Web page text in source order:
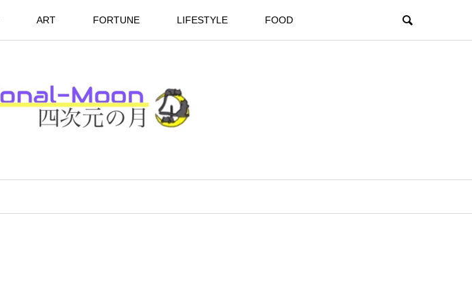
ART FORTUNE LIFESTYLE FOOD